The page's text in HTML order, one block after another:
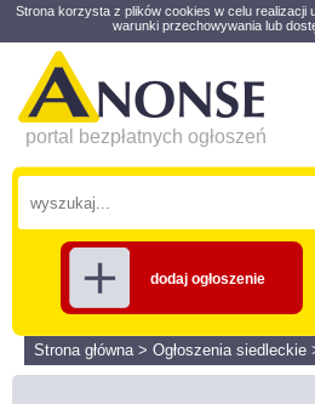
Strona korzysta z plików cookies w celu realizacji
warunki przechowywania lub
portal bezpłatnych ogłoszeń
dodaj ogłoszenie
Strona główna> Ogłoszenia siedleckie